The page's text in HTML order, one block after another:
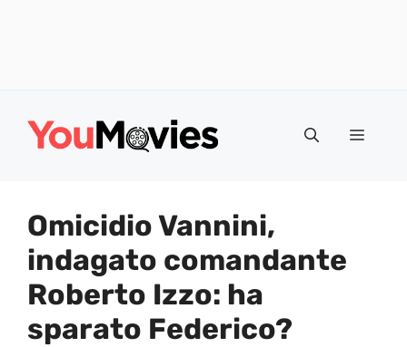
Menu
Omicidio Vannini,
indagato comandante
Roberto Izzo: ha
sparato Federico?